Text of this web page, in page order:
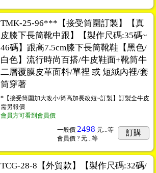
TMK-25-96***【接受筒圍訂製】【真
皮膝下長筒靴中跟】【製作尺碼:35碼~
46碼】跟高7.5cm膝下長筒靴鞋【黑色/
白色】流行時尚百搭/牛皮鞋面+靴筒牛
二層覆膜皮革面料/單裡 或 短絨內裡/套
筒穿著
*【接受筒圍加大改小/筒高加長改短~訂製】訂製全牛皮
需另報價
會員方可看到會員價
一般價 2498 元...等
會員價 ? 元...等
訂購
TCG-28-8【外貿款】【製作尺碼:32碼/